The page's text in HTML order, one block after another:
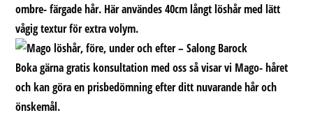
ombre- färgade hår. Här användes 40cm långt löshår med lätt
vågig textur för extra volym.
Boka gärna gratis konsultation med oss så visar vi Mago- håret
och kan göra en prisbedömning efter ditt nuvarande hår och
önskemål.